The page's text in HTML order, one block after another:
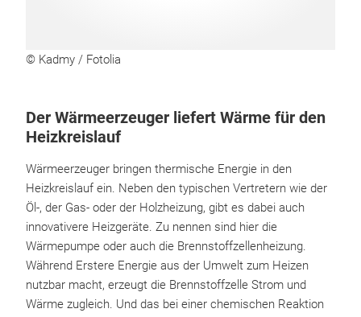
© Kadmy / Fotolia
Der Wärmeerzeuger liefert Wärme für den
Heizkreislauf
Wärmeerzeuger bringen thermische Energie in den
Heizkreislauf ein. Neben den typischen Vertretern wie der
Öl-, der Gas- oder der Holzheizung, gibt es dabei auch
innovativere Heizgeräte. Zu nennen sind hier die
Wärmepumpe oder auch die Brennstoffzellenheizung.
Während Erstere Energie aus der Umwelt zum Heizen
nutzbar macht, erzeugt die Brennstoffzelle Strom und
Wärme zugleich. Und das bei einer chemischen Reaktion